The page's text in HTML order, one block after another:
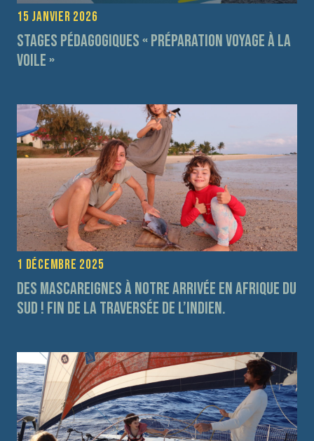
15 janvier 2026
Stages pédagogiques « préparation voyage à la
voile »
1 décembre 2025
Des Mascareignes à notre arrivée en Afrique du
Sud ! fin de la traversée de l’Indien.